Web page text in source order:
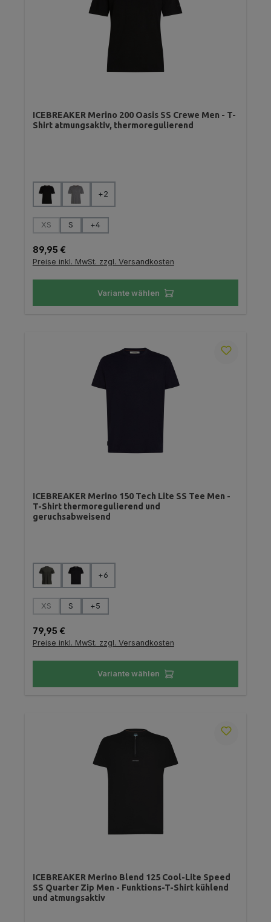
ICEBREAKER Merino 200 Oasis SS Crewe Men - T-
Shirt atmungsaktiv, thermoregulierend
Farbe auswählen
+2
Größe auswählen
XS
(Diese Option ist zurzeit nicht verfügbar.)
S +4
Regulärer Preis:
89,95 €
Preise inkl. MwSt. zzgl. Versandkosten
Variante wählen
ICEBREAKER Merino 150 Tech Lite SS Tee Men -
T-Shirt thermoregulierend und
geruchsabweisend
Farbe auswählen
+6
Größe auswählen
XS
(Diese Option ist zurzeit nicht verfügbar.)
S +5
Regulärer Preis:
79,95 €
Preise inkl. MwSt. zzgl. Versandkosten
Variante wählen
ICEBREAKER Merino Blend 125 Cool-Lite Speed
SS Quarter Zip Men - Funktions-T-Shirt kühlend
und atmungsaktiv